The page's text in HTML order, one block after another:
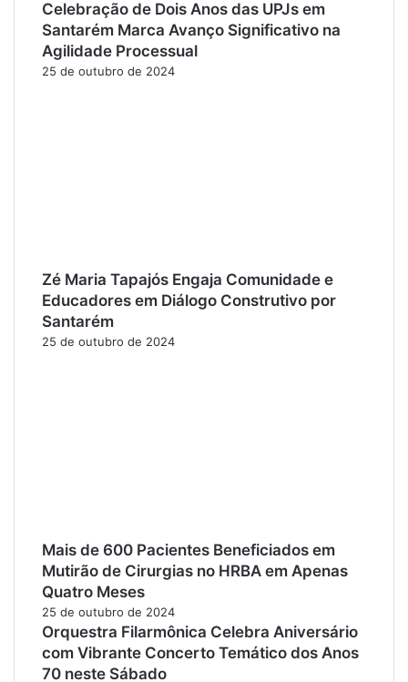
Celebração de Dois Anos das UPJs em
Santarém Marca Avanço Significativo na
Agilidade Processual
25 de outubro de 2024
Zé Maria Tapajós Engaja Comunidade e
Educadores em Diálogo Construtivo por
Santarém
25 de outubro de 2024
Mais de 600 Pacientes Beneficiados em
Mutirão de Cirurgias no HRBA em Apenas
Quatro Meses
25 de outubro de 2024
Orquestra Filarmônica Celebra Aniversário
com Vibrante Concerto Temático dos Anos
70 neste Sábado